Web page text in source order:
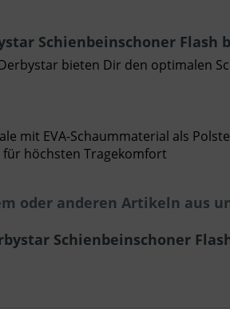
Schienbeinschoner Flash
bieten Dir den optimalen
mit EVA-Schaummaterial als
höchsten Tragekomfort
oder anderen Artikeln aus
Schienbeinschoner